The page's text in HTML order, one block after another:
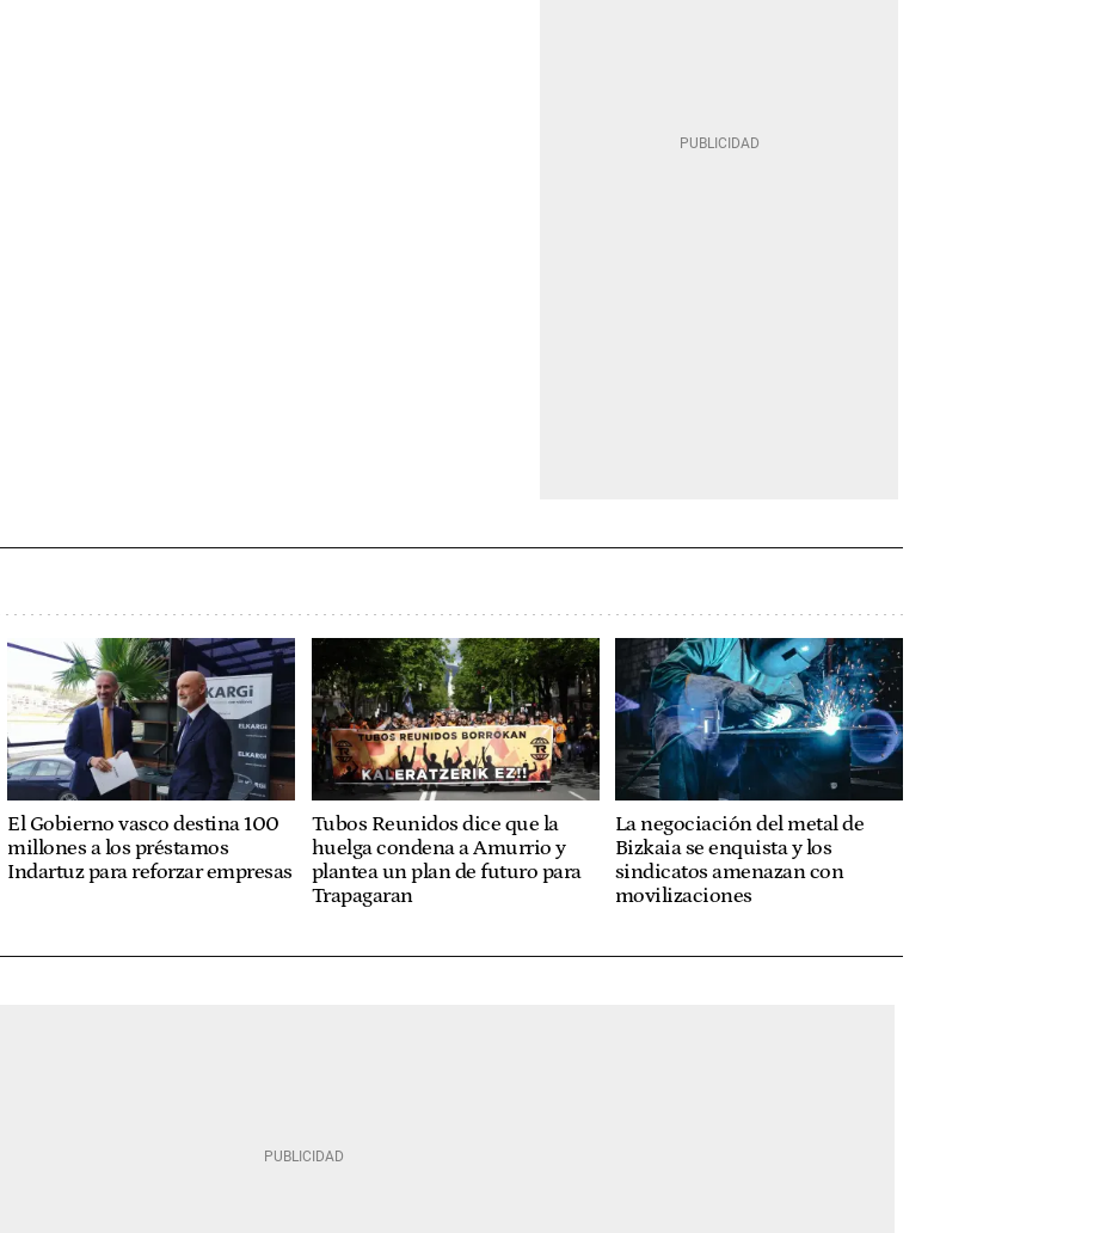
El Gobierno vasco destina 100
millones a los préstamos
Indartuz para reforzar empresas
Tubos Reunidos dice que la
huelga condena a Amurrio y
plantea un plan de futuro para
Trapagaran
La negociación del metal de
Bizkaia se enquista y los
sindicatos amenazan con
movilizaciones